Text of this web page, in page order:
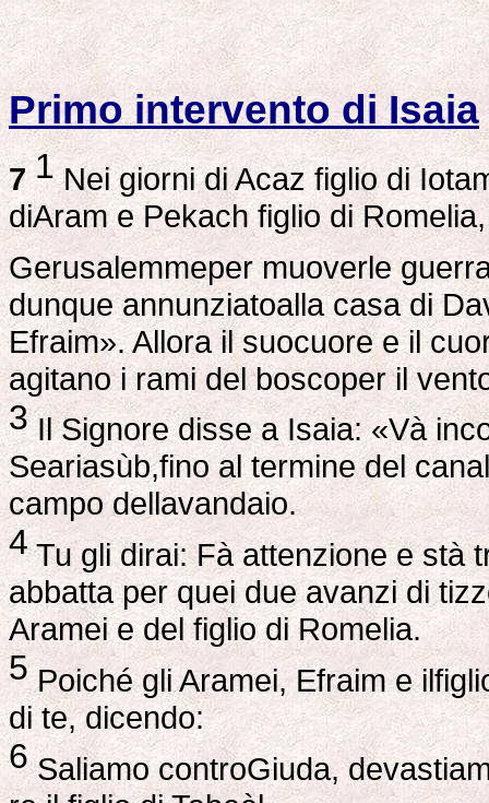
Primo intervento di Isaia
7 1Nei giorni di Acaz figlio di
diAram e Pekach figlio di
Gerusalemmeper muoverle
dunque annunziatoalla casa di
Efraim». Allora il suocuore e il
agitano i rami del boscoper il
3Il Signore disse a Isaia: «Và
Seariasùb,fino al termine del
campo dellavandaio.
4Tu gli dirai: Fà attenzione e stà
abbatta per quei due avanzi di
Aramei e del figlio di Romelia.
5Poiché gli Aramei, Efraim e
di te, dicendo:
6Saliamo controGiuda,